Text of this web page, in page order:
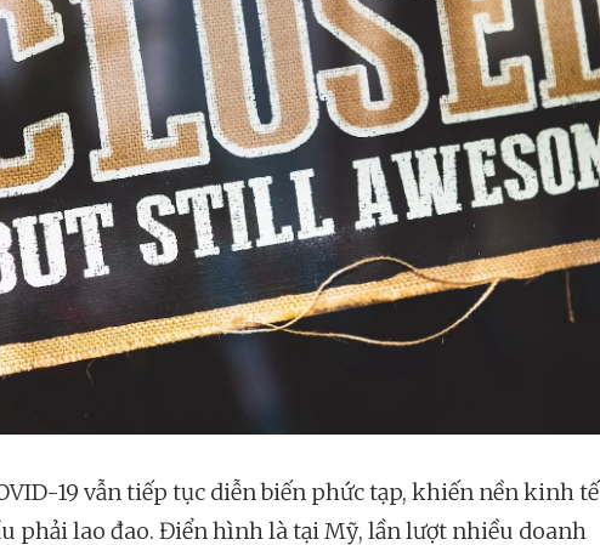
19 vẫn tiếp tục diễn biến phức tạp, khiến nền kinh tế
phải lao đao. Điển hình là tại Mỹ, lần lượt nhiều doanh